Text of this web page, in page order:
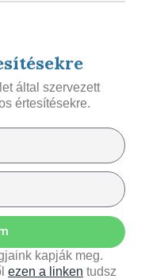
által szervezett
értesítésekre.
kapják meg.
ezen a linken tudsz